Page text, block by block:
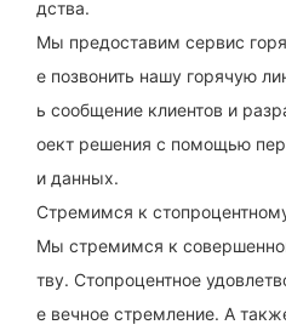
дства.
Мы предоставим сервис
е позвонить нашу горячую
ь сообщение клиентов и
оект решения с помощью
и данных.
Стремимся к
Мы стремимся к
тву. Стопроцентное
е вечное стремление. А